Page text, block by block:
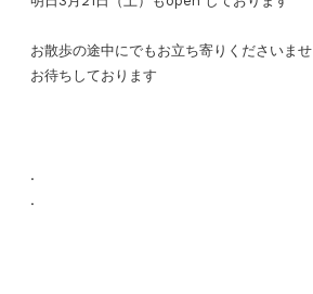
お散歩の途中にでもお立ち寄りくださいませ
お待ちしております
.
.